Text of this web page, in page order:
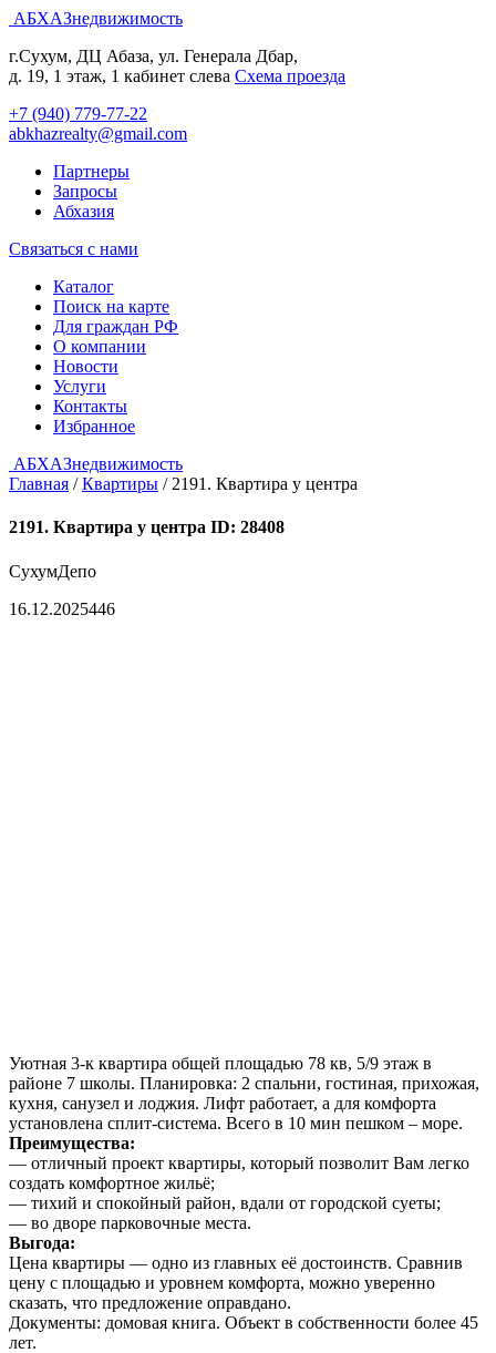
АБХАЗнедвижимость
г.Сухум, ДЦ Абаза, ул. Генерала Дбар,
д. 19, 1 этаж, 1 кабинет слева Cхема проезда
+7 (940) 779-77-22
abkhazrealty@gmail.com
Партнеры
Запросы
Абхазия
Связаться с нами
Каталог
Поиск на карте
Для граждан РФ
О компании
Новости
Услуги
Контакты
Избранное
АБХАЗнедвижимость
Главная /Квартиры / 2191. Квартира у центра
2191. Квартира у центра ID: 28408
СухумДепо
16.12.2025446
Уютная 3-к квартира общей площадью 78 кв, 5/9 этаж в
районе 7 школы. Планировка: 2 спальни, гостиная, прихожая,
кухня, санузел и лоджия. Лифт работает, а для комфорта
установлена сплит-система. Всего в 10 мин пешком – море.
Преимущества:
— отличный проект квартиры, который позволит Вам легко
создать комфортное жильё;
— тихий и спокойный район, вдали от городской суеты;
— во дворе парковочные места.
Выгода:
Цена квартиры — одно из главных её достоинств. Сравнив
цену с площадью и уровнем комфорта, можно уверенно
сказать, что предложение оправдано.
Документы: домовая книга. Объект в собственности более 45
лет.